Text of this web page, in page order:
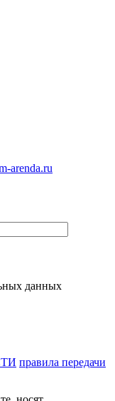
arenda.ru
данных
правила передачи